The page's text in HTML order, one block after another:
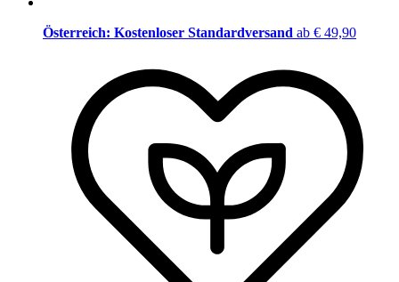
Österreich: Kostenloser Standardversand ab € 49,90